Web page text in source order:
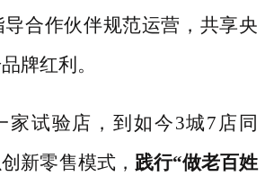
合作伙伴规范运营，共享央
牌红利。
家试验店，到如今3城7店同
新零售模式， 践行“做老百姓